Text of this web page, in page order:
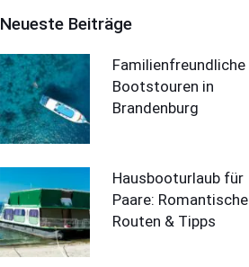
Neueste Beiträge
Familienfreundliche
Bootstouren in
Brandenburg
Hausbooturlaub für
Paare: Romantische
Routen & Tipps